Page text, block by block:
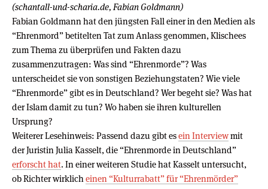
(schantall-und-scharia.de, Fabian Goldmann)
Fabian Goldmann hat den jüngsten Fall einer in den Medien als
“Ehrenmord” betitelten Tat zum Anlass genommen, Klischees
zum Thema zu überprüfen und Fakten dazu
zusammenzutragen: Was sind “Ehrenmorde”? Was
unterscheidet sie von sonstigen Beziehungstaten? Wie viele
“Ehrenmorde” gibt es in Deutschland? Wer begeht sie? Was hat
der Islam damit zu tun? Wo haben sie ihren kulturellen
Ursprung?
Weiterer Lesehinweis: Passend dazu gibt esein Interviewmit
der Juristin Julia Kasselt, die “Ehrenmorde in Deutschland”
erforscht hat. In einer weiteren Studie hat Kasselt untersucht,
ob Richter wirklich einen “Kulturrabatt” für “Ehrenmörder”